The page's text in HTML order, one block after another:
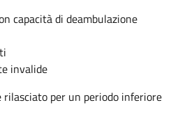
capacità di deambulazione
invalide
rilasciato per un periodo inferiore